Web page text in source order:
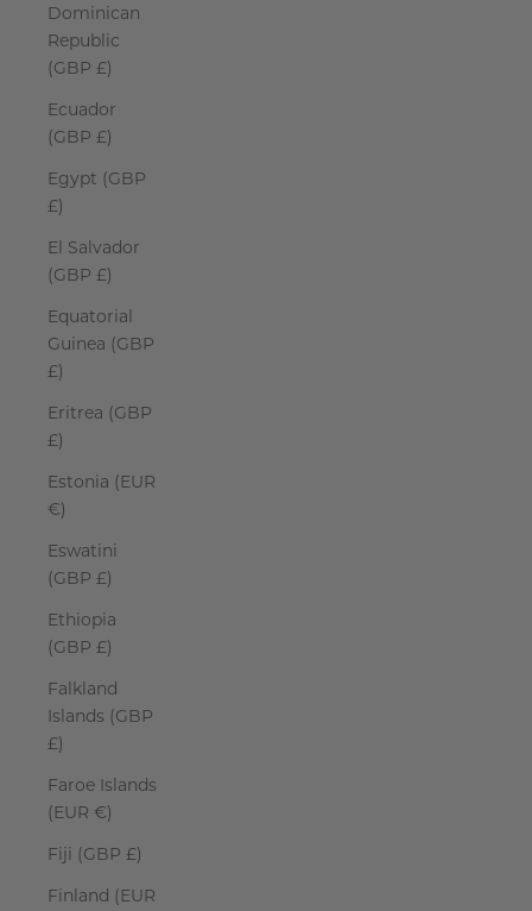
Dominican
Republic
(GBP £)
Ecuador
(GBP £)
Egypt (GBP
£)
El Salvador
(GBP £)
Equatorial
Guinea (GBP
£)
Eritrea (GBP
£)
Estonia (EUR
€)
Eswatini
(GBP £)
Ethiopia
(GBP £)
Falkland
Islands (GBP
£)
Faroe Islands
(EUR €)
Fiji (GBP £)
Finland (EUR